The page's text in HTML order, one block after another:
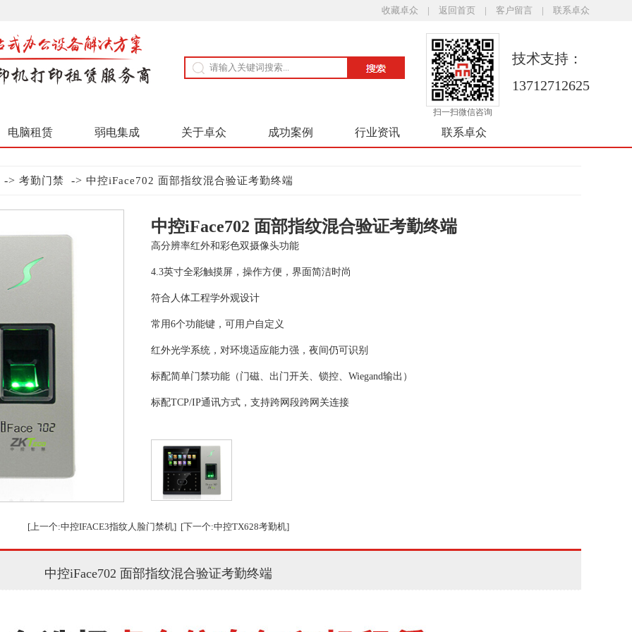
收藏卓众 | 返回首页| 客户留言 | 联系卓众
扫一扫微信咨询
技术支持：
13712712625
电脑租赁 弱电集成 关于卓众 成功案例 行业资讯 联系卓众
> 考勤门禁 -> 中控iFace702 面部指纹混合验证考勤终端
中控iFace702 面部指纹混合验证考勤终端
高分辨率红外和彩色双摄像头功能
4.3英寸全彩触摸屏，操作方便，界面简洁时尚
符合人体工程学外观设计
常用6个功能键，可用户自定义
红外光学系统，对环境适应能力强，夜间仍可识别
标配简单门禁功能（门磁、出门开关、锁控、Wiegand输出）
标配TCP/IP通讯方式，支持跨网段跨网关连接
可选配外接定时响铃
ID卡验证与面部识别相结合，彻底解决单个生物识别应用的局限性
胡须、眼镜、刘海等覆盖物，自然表情、夸张表情均可比对
[上一个:中控IFACE3指纹人脸门禁机] [下一个:中控TX628考勤机]
中控iFace702 面部指纹混合验证考勤终端